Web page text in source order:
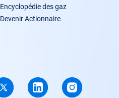
Encyclopédie des gaz
Devenir Actionnaire